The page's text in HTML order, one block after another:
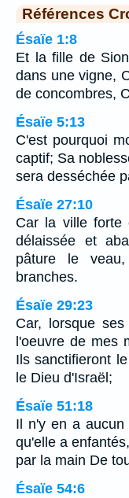
Références
Ésaïe 1:8
Et la fille de
dans une vigne,
de concombres,
Ésaïe 5:13
C'est pourquoi
captif; Sa
sera desséchée
Ésaïe 27:10
Car la ville forte
délaissée et
pâture le
branches.
Ésaïe 29:23
Car, lorsque
l'oeuvre de mes
Ils sanctifieront
le Dieu d'Israël;
Ésaïe 51:18
Il n'y en a
qu'elle a
par la main De
Ésaïe 54:6